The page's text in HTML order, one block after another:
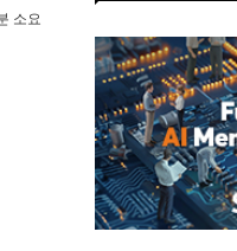
소요